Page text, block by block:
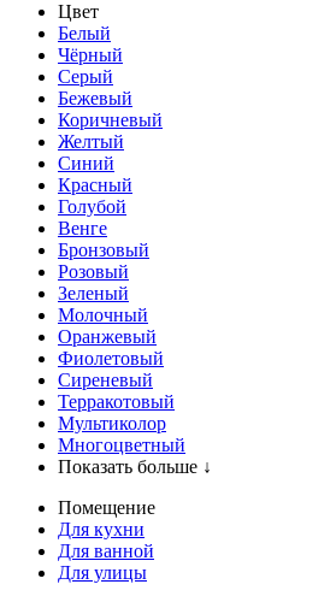
Цвет
Белый
Чёрный
Серый
Бежевый
Коричневый
Желтый
Синий
Красный
Голубой
Венге
Бронзовый
Розовый
Зеленый
Молочный
Оранжевый
Фиолетовый
Сиреневый
Терракотовый
Мультиколор
Многоцветный
Показать больше ↓
Помещение
Для кухни
Для ванной
Для улицы